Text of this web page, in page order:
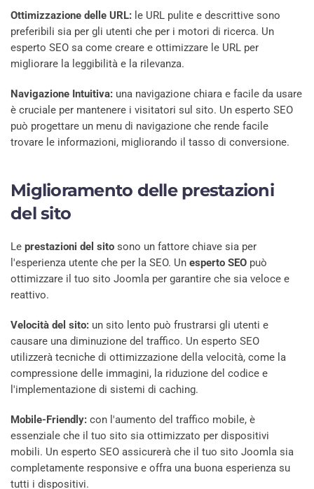
Ottimizzazione delle URL: le URL pulite e descrittive sono
preferibili sia per gli utenti che per i motori di ricerca. Un
esperto SEO sa come creare e ottimizzare le URL per
migliorare la leggibilità e la rilevanza.
Navigazione Intuitiva: una navigazione chiara e facile da usare
è cruciale per mantenere i visitatori sul sito. Un esperto SEO
può progettare un menu di navigazione che rende facile
trovare le informazioni, migliorando il tasso di conversione.
Miglioramento delle prestazioni
del sito
Le prestazioni del sito sono un fattore chiave sia per
l'esperienza utente che per la SEO. Un esperto SEO può
ottimizzare il tuo sito Joomla per garantire che sia veloce e
reattivo.
Velocità del sito: un sito lento può frustrarsi gli utenti e
causare una diminuzione del traffico. Un esperto SEO
utilizzerà tecniche di ottimizzazione della velocità, come la
compressione delle immagini, la riduzione del codice e
l'implementazione di sistemi di caching.
Mobile-Friendly: con l'aumento del traffico mobile, è
essenziale che il tuo sito sia ottimizzato per dispositivi
mobili. Un esperto SEO assicurerà che il tuo sito Joomla sia
completamente responsive e offra una buona esperienza su
tutti i dispositivi.